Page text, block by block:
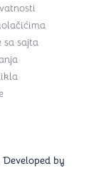
by
sa sajta